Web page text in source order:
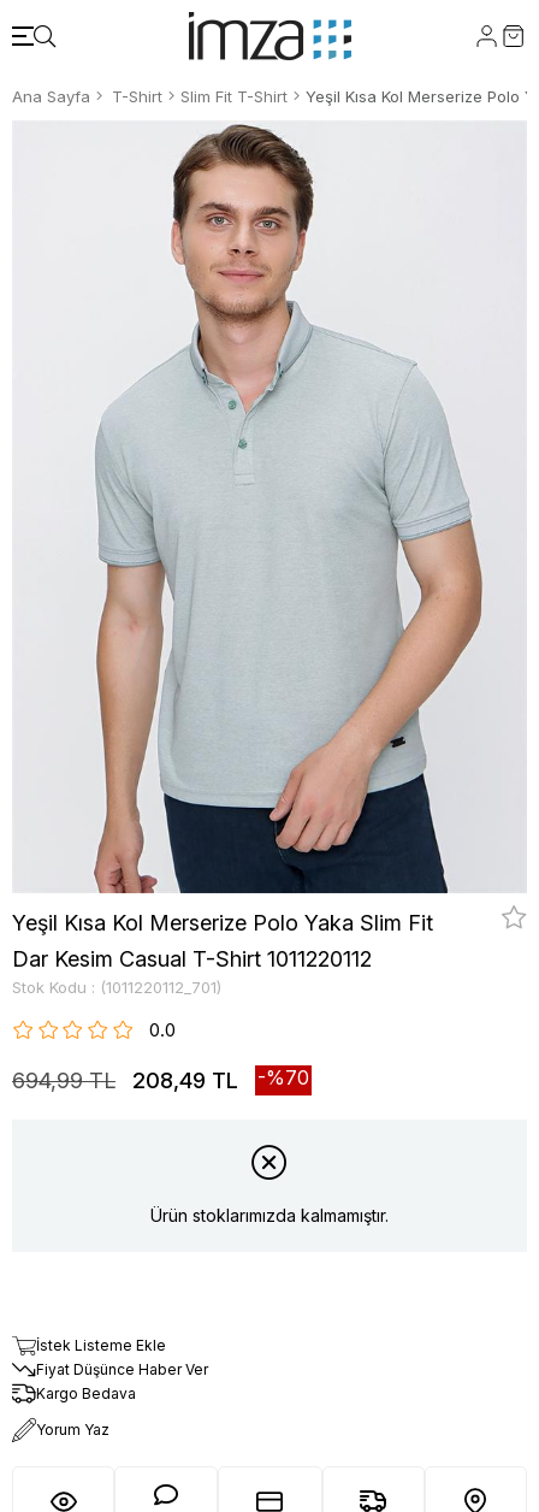
Ana Sayfa T-Shirt Slim Fit T-Shirt
Yeşil Kısa Kol Merserize Polo Yaka Slim Fit
Dar Kesim Casual T-Shirt 1011220112
Stok Kodu (1011220112_701)
0.0
694,99 TL 208,49 TL 70
Ürün stoklarımızda kalmamıştır.
İstek Listeme Ekle
Fiyat Düşünce Haber Ver
Kargo Bedava
Yorum Yaz